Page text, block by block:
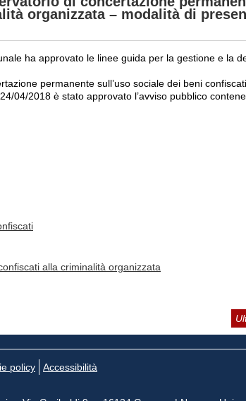
organizzata – modalità di
ha approvato le linee guida per la gestione e la
permanente sull’uso sociale dei beni
04/2018 è stato approvato l’avviso pubblico
alla criminalità organizzata
policy Accessibilità